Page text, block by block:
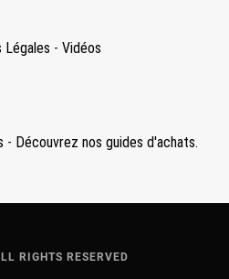
Légales - Vidéos
- Découvrez nos guides d'achats.
RIGHTS RESERVED